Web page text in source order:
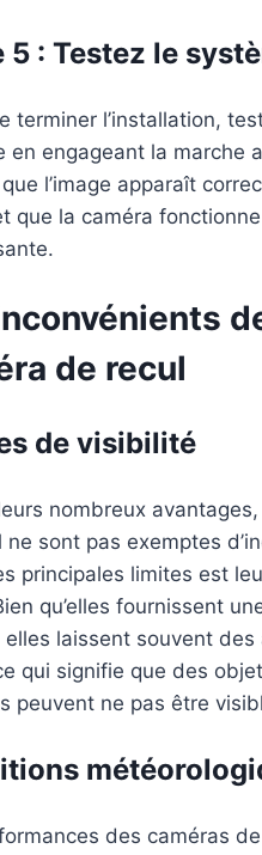
5 : Testez le
terminer l’installation,
en engageant la marche
l’image apparaît
que la caméra
de recul
de visibilité
nombreux
ne sont pas exemptes
principales limites est
qu’elles fournissent
elles laissent souvent des
qui signifie que des
peuvent ne pas être
des caméras